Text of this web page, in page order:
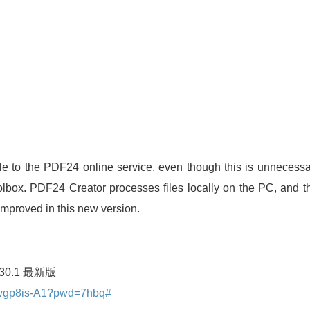
to the PDF24 online service, even though this is
PDF24 Creator processes files locally on the PC, and
in this new version.
最新版
A1?pwd=7hbq#